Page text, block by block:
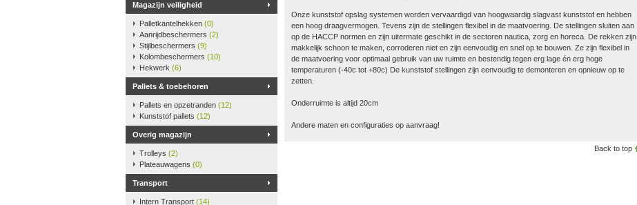
Magazijn veiligheid
Palletkantelhekken (0)
Aanrijdbeschermers (2)
Stijlbeschermers (9)
Kolombeschermers (10)
Hekwerk (6)
Pallets & toebehoren
Pallets en opzetranden (12)
Kunststof pallets (12)
Overig magazijn
Trolleys (2)
Plateauwagens (0)
Transport
Intern Transport (14)
Onze kunststof opslag systemen worden vervaardigd van hoogwaardig slagvast kunststof en hebben
een hoog draagvermogen. Tevens zijn de stellingen flexibel in de maatvoering. De stellingen sluiten aan
op de HACCP normen en zijn uitermate geschikt in de sectoren nautica, zorg en horeca. De rekken zijn
makkelijk schoon te maken, corroderen niet en zijn eenvoudig en snel op te bouwen. Ze zijn flexibel in
de maatvoering voor optimaal gebruik van uw ruimte en bestendig tegen erg lage én erg hoge
temperaturen (-40c tot +80c) De kunststof stellingen zijn eenvoudig te demonteren en opnieuw op te
zetten.
Onderruimte is altijd 20cm
Andere maten en configuraties op aanvraag!
Back to top